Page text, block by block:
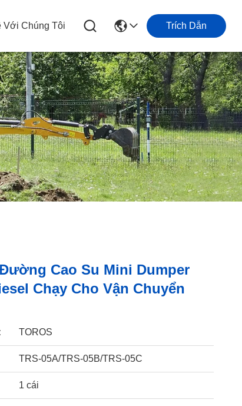
Với Chúng Tôi Trích Dẫn
Cao Su Mini Dumper
Chạy Cho Vận Chuyển
TOROS
TRS-05A/TRS-05B/TRS-05C
1 cái